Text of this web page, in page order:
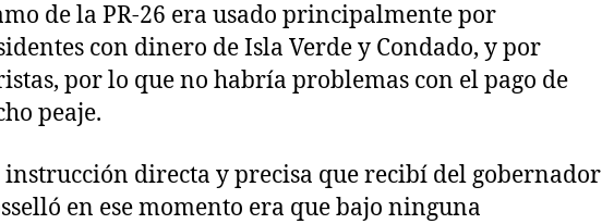
de la PR-26 era usado principalmente por
con dinero de Isla Verde y Condado, y por
por lo que no habría problemas con el pago de
peaje.
instrucción directa y precisa que recibí del gobernador
en ese momento era que bajo ninguna